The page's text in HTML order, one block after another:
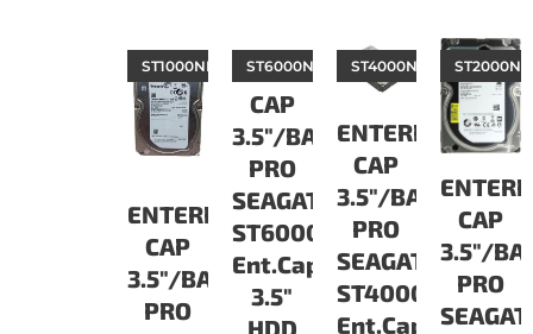
ENTERPRISE
CAP
3.5"/BARRACUDA
PRO
ST1000NM0053ENTERPRISE
CAP
3.5"/BARRACUDA
PRO
SEAGATE
ST6000NM0024
Ent.Cap
3.5"
HDD
ST6000NM0024
ENTERPRISE
CAP
3.5"/BARRACUDA
PRO
SEAGATE
ST4000NM0024
Ent.Cap
ST4000NM0024
CAP
3.5"/
PRO